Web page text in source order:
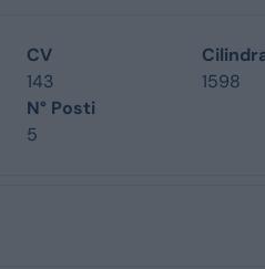
CV
143
1598
N° Posti
5